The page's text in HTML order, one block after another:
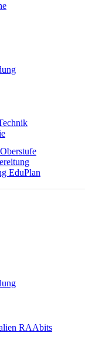
EduPlan
RAAbits